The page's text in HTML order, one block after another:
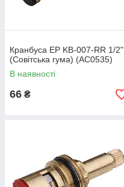
Кранбуса EP KB-007-RR 1/2"
(Совітська гума) (AC0535)
В наявності
66 ₴